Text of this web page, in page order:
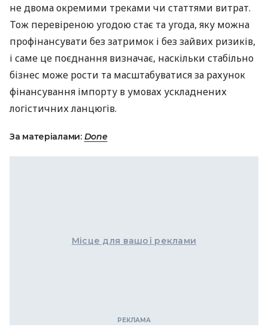
не двома окремими треками чи статтями витрат.
Тож перевіреною угодою стає та угода, яку можна
профінансувати без затримок і без зайвих ризиків,
і саме це поєднання визначає, наскільки стабільно
бізнес може рости та масштабуватися за рахунок
фінансування імпорту в умовах ускладнених
логістичних ланцюгів.
За матеріалами: Done
Місце для вашої реклами